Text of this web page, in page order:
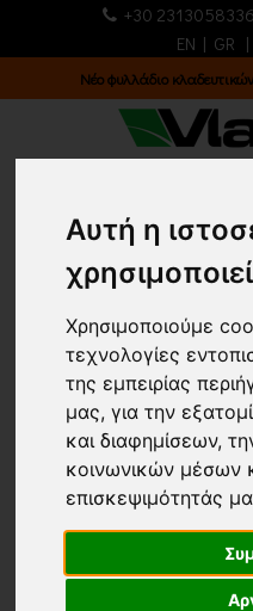
Αυτή η
Χρησιμοποιούμε
τεχνολογίες
της εμπειρίας
μας, για την
και διαφημίσεων,
κοινωνικών μέσων
επισκεψιμότητάς
+30
EN | GR |
Νέο φυλλάδιο
ΕΙΔΗ
Κεντρική σελίδα
ΕΙΔΗ ΠΡΟΣΤΑΣΙΑΣ &
ΠΡΟΣΤΑΣΙΑΣ